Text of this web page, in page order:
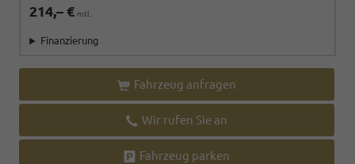
214,– € mtl.
Finanzierung
Fahrzeug anfragen
Wir rufen Sie an
Fahrzeug parken